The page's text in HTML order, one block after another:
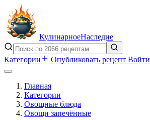
КулинарноеНаследие
Категории Опубликовать рецепт Войти
Главная
Категории
Овощные блюда
Овощи запечённые